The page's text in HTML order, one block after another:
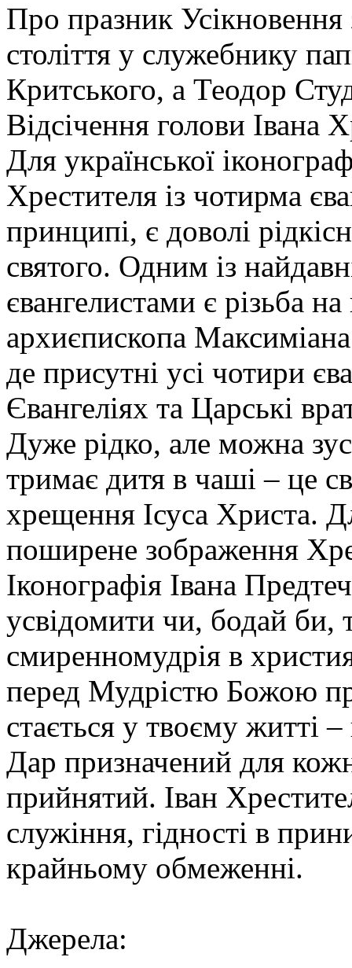
Про празник Усікновення
століття у служебнику
Критського, а Теодор
Відсічення голови Івана
Для української
Хрестителя із чотирма
принципі, є доволі
святого. Одним із
євангелистами є різьба
архиєпископа
де присутні усі чотири
Євангеліях та Царські
Дуже рідко, але можна
тримає дитя в чаші – це
хрещення Ісуса Христа.
поширене зображення
Іконографія Івана
усвідомити чи, бодай би,
смиренномудрія в
перед Мудрістю Божою
стається у твоєму житті
Дар призначений для
прийнятий. Іван
служіння, гідності в
крайньому обмеженні.
Джерела: